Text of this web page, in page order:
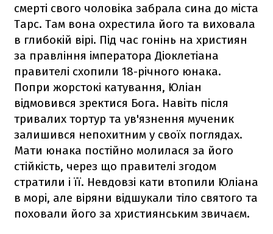
смерті свого чоловіка забрала сина до міста
Тарс. Там вона охрестила його та виховала
в глибокій вірі. Під час гонінь на християн
за правління імператора Діоклетіана
правителі схопили 18-річного юнака.
Попри жорстокі катування, Юліан
відмовився зректися Бога. Навіть після
тривалих тортур та ув'язнення мученик
залишився непохитним у своїх поглядах.
Мати юнака постійно молилася за його
стійкість, через що правителі згодом
стратили і її. Невдовзі кати втопили Юліана
в морі, але віряни відшукали тіло святого та
поховали його за християнським звичаєм.